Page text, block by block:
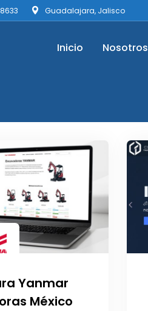
Guadalajara, Jalisco
Inicio Nosotros
Yanmar
México